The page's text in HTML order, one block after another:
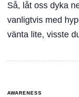
Så, låt oss dyka
vanligtvis med
vänta lite, visste
AWARENESS